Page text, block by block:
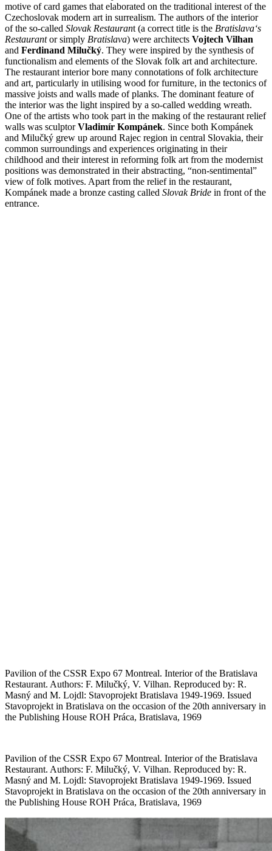
motive of card games that elaborated on the traditional interest of the
Czechoslovak modern art in surrealism. The authors of the interior
of the so-called Slovak Restaurant (a correct title is the Bratislava‘s
Restaurantor simply Bratislava) were architects Vojtech Vilhan
and Ferdinand Milučký. They were inspired by the synthesis of
functionalism and elements of the Slovak folk art and architecture.
The restaurant interior bore many connotations of folk architecture
and art, particularly in utilising wood for furniture, in the tectonics of
massive joists and walls made of planks. The dominant feature of
the interior was the light inspired by a so-called wedding wreath.
One of the artists who took part in the making of the restaurant relief
walls was sculptorVladimír Kompánek. Since both Kompánek
and Milučký grew up around Rajec region in central Slovakia, their
common surroundings and experiences originating in their
childhood and their interest in reforming folk art from the modernist
positions was demonstrated in their abstracting, “non-sentimental”
view of folk motives. Apart from the relief in the restaurant,
Kompánek made a bronze casting called Slovak Bride in front of the
entrance.
Pavilion of the CSSR Expo 67 Montreal. Interior of the Bratislava
Restaurant. Authors: F. Milučký, V. Vilhan. Reproduced by: R.
Masný and M. Lojdl: Stavoprojekt Bratislava 1949-1969. Issued
Stavoprojekt in Bratislava on the occasion of the 20th anniversary in
the Publishing House ROH Práca, Bratislava, 1969
Pavilion of the CSSR Expo 67 Montreal. Interior of the Bratislava
Restaurant. Authors: F. Milučký, V. Vilhan. Reproduced by: R.
Masný and M. Lojdl: Stavoprojekt Bratislava 1949-1969. Issued
Stavoprojekt in Bratislava on the occasion of the 20th anniversary in
the Publishing House ROH Práca, Bratislava, 1969